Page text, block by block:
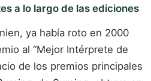
a lo largo de las ediciones
ya había roto en 2000
al “Mejor Intérprete de
de los premios principales